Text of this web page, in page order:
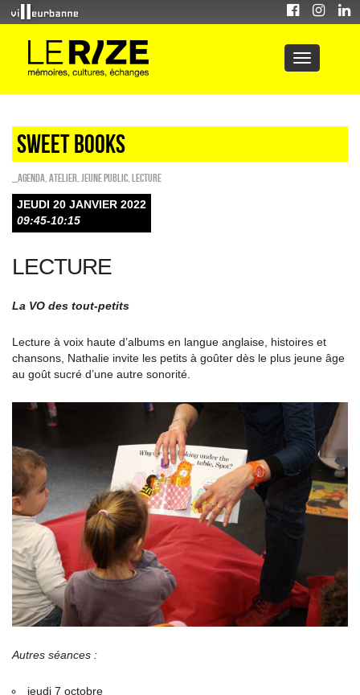
Sweet Books
_Agenda Atelier Jeune public Lecture
JEUDI 20 JANVIER 2022
09:45-10:15
LECTURE
La VO des tout-petits
Lecture à voix haute d’albums en langue anglaise, histoires et
chansons, Nathalie invite les petits à goûter dès le plus jeune âge
au goût sucré d’une autre sonorité.
Autres séances :
jeudi 7 octobre